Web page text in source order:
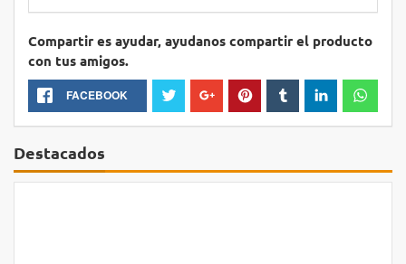
Compartir es ayudar, ayudanos compartir el producto
con tus amigos.
FACEBOOK
Destacados